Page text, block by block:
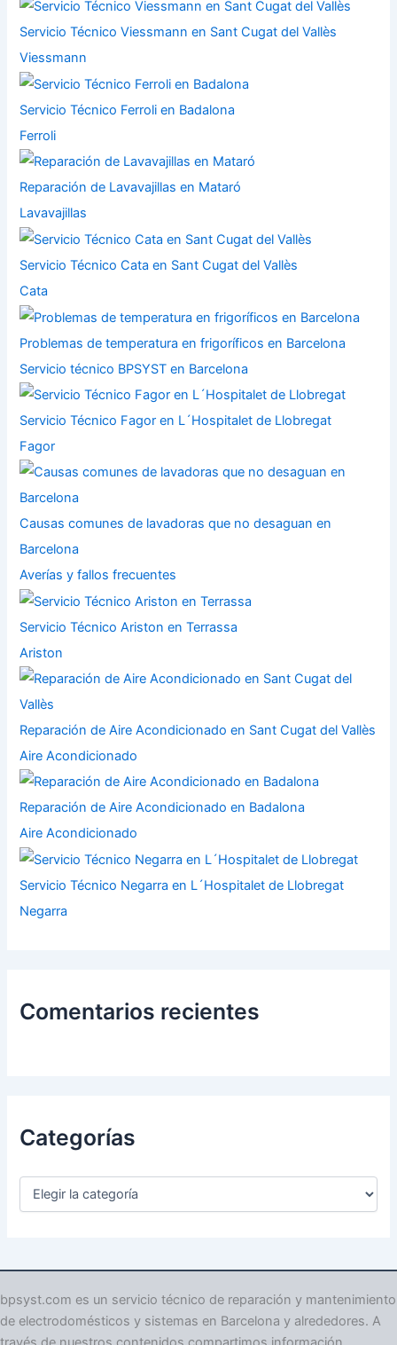
Servicio Técnico Viessmann en Sant Cugat del Vallès
Viessmann
Servicio Técnico Ferroli en Badalona
Ferroli
Reparación de Lavavajillas en Mataró
Lavavajillas
Servicio Técnico Cata en Sant Cugat del Vallès
Cata
Problemas de temperatura en frigoríficos en Barcelona
Servicio técnico BPSYST en Barcelona
Servicio Técnico Fagor en L´Hospitalet de Llobregat
Fagor
Causas comunes de lavadoras que no desaguan en
Barcelona
Averías y fallos frecuentes
Servicio Técnico Ariston en Terrassa
Ariston
Reparación de Aire Acondicionado en Sant Cugat del Vallès
Aire Acondicionado
Reparación de Aire Acondicionado en Badalona
Aire Acondicionado
Servicio Técnico Negarra en L´Hospitalet de Llobregat
Negarra
Comentarios recientes
Categorías
C
o
í
a
bpsyst.com es un servicio técnico de reparación y mantenimiento
de electrodomésticos y sistemas en Barcelona y alrededores. A